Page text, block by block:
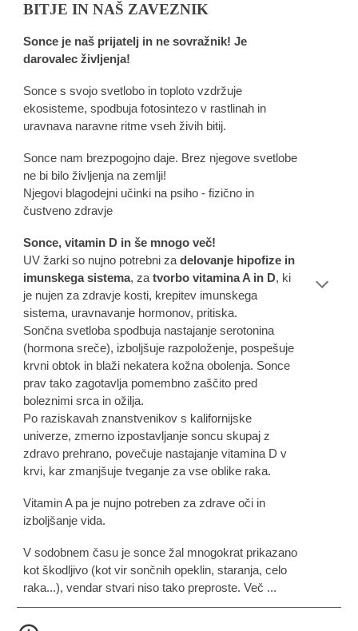
BITJE IN NAŠ ZAVEZNIK
Sonce je naš prijatelj in ne sovražnik! Je
darovalec življenja!
Sonce s svojo svetlobo in toploto vzdržuje
ekosisteme, spodbuja fotosintezo v rastlinah in
uravnava naravne ritme vseh živih bitij.
Sonce nam brezpogojno daje. Brez njegove svetlobe
ne bi bilo življenja na zemlji!
Njegovi blagodejni učinki na psiho - fizično in
čustveno zdravje
Sonce, vitamin D in še mnogo več!
UV žarki so nujno potrebni zadelovanje hipofize in
imunskega sistema, zatvorbo vitamina A in D, ki
je nujen za zdravje kosti, krepitev imunskega
sistema, uravnavanje hormonov, pritiska.
Sončna svetloba spodbuja nastajanje serotonina
(hormona sreče), izboljšuje razpoloženje, pospešuje
krvni obtok in blaži nekatera kožna obolenja. Sonce
prav tako zagotavlja pomembno zaščito pred
boleznimi srca in ožilja.
Po raziskavah znanstvenikov s kalifornijske
univerze, zmerno izpostavljanje soncu skupaj z
zdravo prehrano, povečuje nastajanje vitamina D v
krvi, kar zmanjšuje tveganje za vse oblike raka.
Vitamin A pa je nujno potreben za zdrave oči in
izboljšanje vida.
V sodobnem času je sonce žal mnogokrat prikazano
kot škodljivo (kot vir sončnih opeklin, staranja, celo
raka...), vendar stvari niso tako preproste.Več ...